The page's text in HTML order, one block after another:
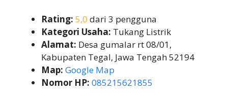
Rating: 5,0 dari 3 pengguna
Kategori Usaha: Tukang Listrik
Alamat: Desa gumalar rt 08/01,
Kabupaten Tegal, Jawa Tengah 52194
Map: Google Map
Nomor HP: 085215621855